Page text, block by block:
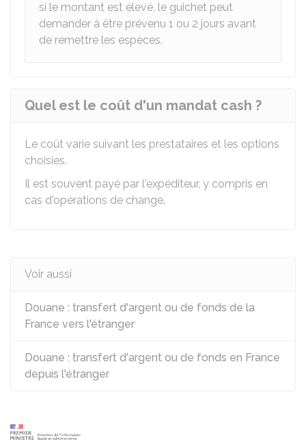
si le montant est élevé, le guichet peut
demander à être prévenu 1 ou 2 jours avant
de remettre les espèces.
Quel est le coût d'un mandat cash ?
Le coût varie suivant les prestataires et les options
choisies.
Il est souvent payé par l'expéditeur, y compris en
cas d'opérations de change.
Voir aussi
Douane : transfert d'argent ou de fonds de la
France vers l'étranger
Douane : transfert d'argent ou de fonds en France
depuis l'étranger